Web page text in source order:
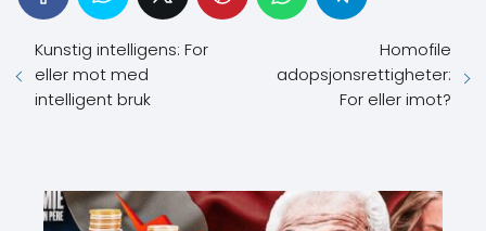
Kunstig intelligens: For
eller mot med
intelligent bruk
Homofile
adopsjonsrettigheter:
For eller imot?